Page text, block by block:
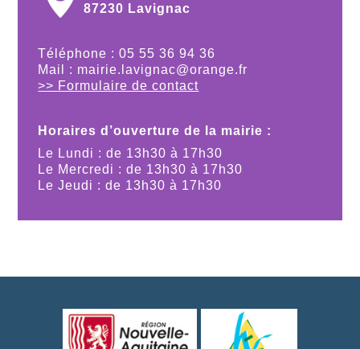
87230 Lavignac
Téléphone : 05 55 36 94 36
Mail : mairie.lavignac@orange.fr
>> Formulaire de contact
Horaires d’ouverture de la mairie :
Le Lundi : de 13h30 à 17h30
Le Mercredi : de 13h30 à 17h30
Le Jeudi : de 13h30 à 17h30